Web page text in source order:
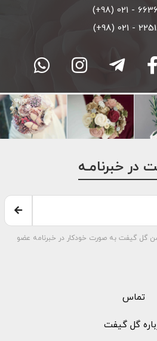
در خبرنامـه
گل گیفت به صورت خودکار در خبرنامه عضو
تماس
گل گیفت